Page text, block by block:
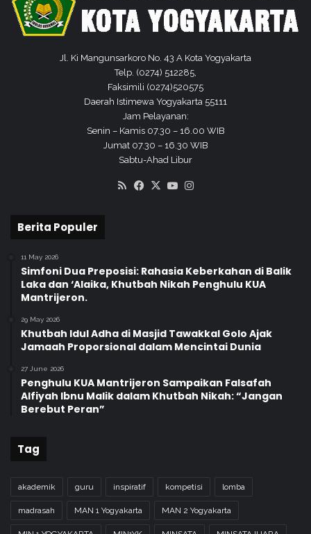
Jl. Ki Mangunsarkoro No. 43 A Kota Yogyakarta
Telp. (0274) 512285,
Faksimili (0274)520575
Daerah Istimewa Yogyakarta 55111
Jam Pelayanan:
Senin – Kamis 07.30 – 16.00 WIB
Jumat 07.30 – 16.30 WIB
Sabtu-Ahad Libur
RSS Facebook
X YouTube
Berita Populer
11 May 2026
Simfoni Dua Preposisi: Rahasia Keberkahan di Balik
Laka dan ‘Alaika, Khutbah Nikah Penghulu KUA
Mantrijeron.
29 May 2026
Khutbah Idul Adha di Masjid Tawakkal Golo Ajak
Jamaah Proporsional dalam Mencintai Dunia
27 June 2026
Penghulu KUA Mantrijeron Sampaikan Falsafah
Alfiyah Ibnu Malik dalam Khutbah Nikah: “Jangan
Berebut Peran”
Tag
akademik guru inspiratif kompetisi lomba
madrasah MAN 1 Yogyakarta MAN 2 Yogyakarta